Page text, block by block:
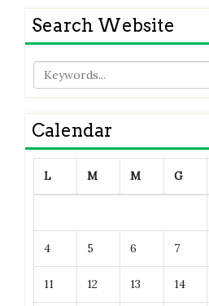
Search Website
Calendar
L M M G
4 5 6 7
11 12 13 14